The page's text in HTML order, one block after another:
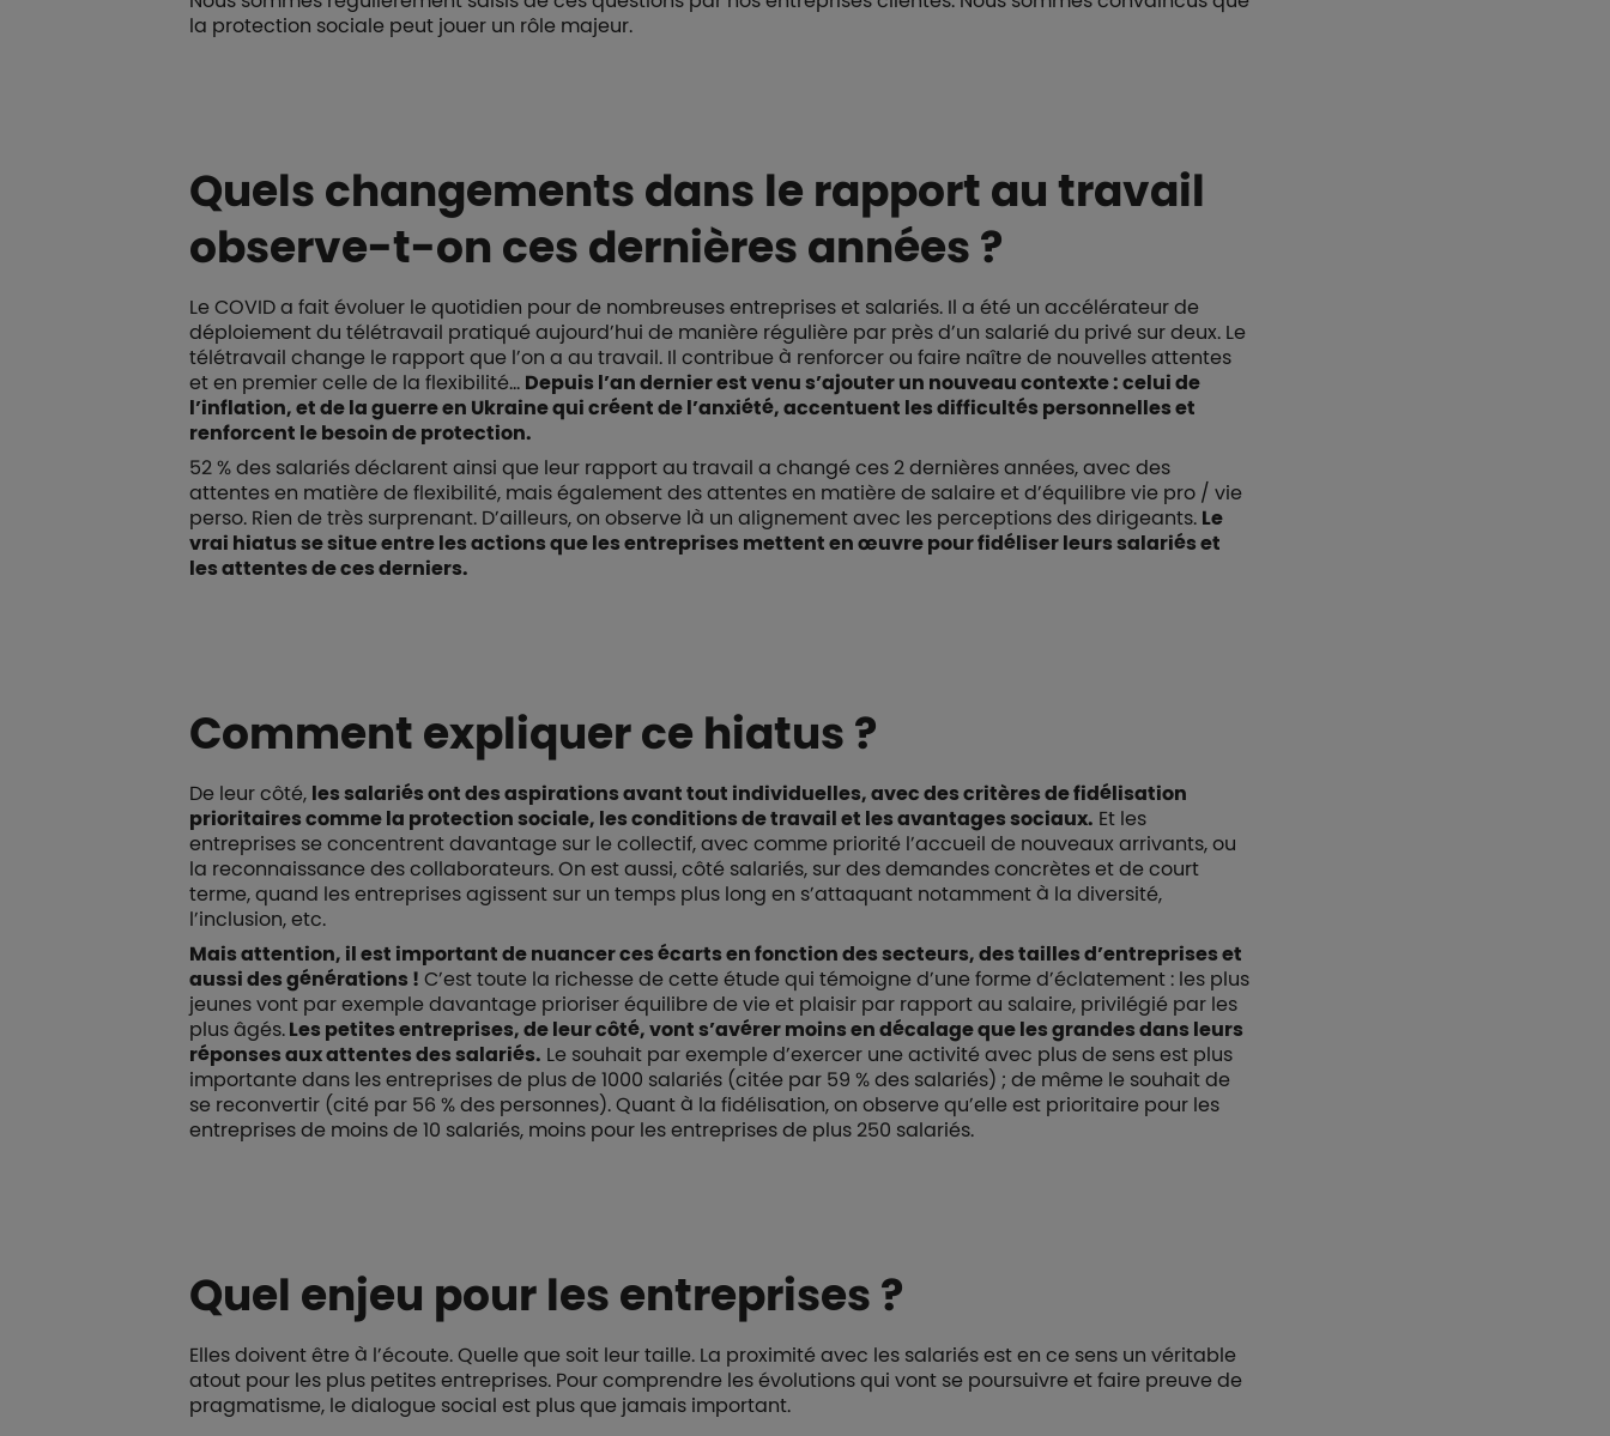
la protection sociale peut jouer un rôle majeur.
Quels changements dans le rapport au travail
observe-t-on ces dernières années ?
Le COVID a fait évoluer le quotidien pour de nombreuses entreprises et salariés. Il a été un accélérateur de
déploiement du télétravail pratiqué aujourd’hui de manière régulière par près d’un salarié du privé sur deux. Le
télétravail change le rapport que l’on a au travail. Il contribue à renforcer ou faire naître de nouvelles attentes
et en premier celle de la flexibilité… Depuis l’an dernier est venu s’ajouter un nouveau contexte : celui de
l’inflation, et de la guerre en Ukraine qui créent de l’anxiété, accentuent les difficultés personnelles et
renforcent le besoin de protection.
52 % des salariés déclarent ainsi que leur rapport au travail a changé ces 2 dernières années, avec des
attentes en matière de flexibilité, mais également des attentes en matière de salaire et d’équilibre vie pro / vie
perso. Rien de très surprenant. D’ailleurs, on observe là un alignement avec les perceptions des dirigeants. Le
vrai hiatus se situe entre les actions que les entreprises mettent en œuvre pour fidéliser leurs salariés et
les attentes de ces derniers.
Comment expliquer ce hiatus ?
De leur côté, les salariés ont des aspirations avant tout individuelles, avec des critères de fidélisation
prioritaires comme la protection sociale, les conditions de travail et les avantages sociaux. Et les
entreprises se concentrent davantage sur le collectif, avec comme priorité l’accueil de nouveaux arrivants, ou
la reconnaissance des collaborateurs. On est aussi, côté salariés, sur des demandes concrètes et de court
terme, quand les entreprises agissent sur un temps plus long en s’attaquant notamment à la diversité,
l’inclusion, etc.
Mais attention, il est important de nuancer ces écarts en fonction des secteurs, des tailles d’entreprises et
aussi des générations ! C’est toute la richesse de cette étude qui témoigne d’une forme d’éclatement : les plus
jeunes vont par exemple davantage prioriser équilibre de vie et plaisir par rapport au salaire, privilégié par les
plus âgés.Les petites entreprises, de leur côté, vont s’avérer moins en décalage que les grandes dans leurs
réponses aux attentes des salariés. Le souhait par exemple d’exercer une activité avec plus de sens est plus
importante dans les entreprises de plus de 1000 salariés (citée par 59 % des salariés) ; de même le souhait de
se reconvertir (cité par 56 % des personnes). Quant à la fidélisation, on observe qu’elle est prioritaire pour les
entreprises de moins de 10 salariés, moins pour les entreprises de plus 250 salariés.
Quel enjeu pour les entreprises ?
Elles doivent être à l’écoute. Quelle que soit leur taille. La proximité avec les salariés est en ce sens un véritable
atout pour les plus petites entreprises. Pour comprendre les évolutions qui vont se poursuivre et faire preuve de
pragmatisme, le dialogue social est plus que jamais important.